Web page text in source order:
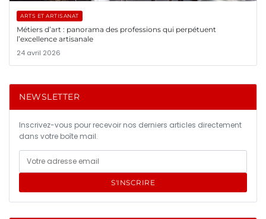
ARTS ET ARTISANAT
Métiers d’art : panorama des professions qui perpétuent
l’excellence artisanale
24 avril 2026
NEWSLETTER
Inscrivez-vous pour recevoir nos derniers articles directement
dans votre boîte mail.
S'INSCRIRE